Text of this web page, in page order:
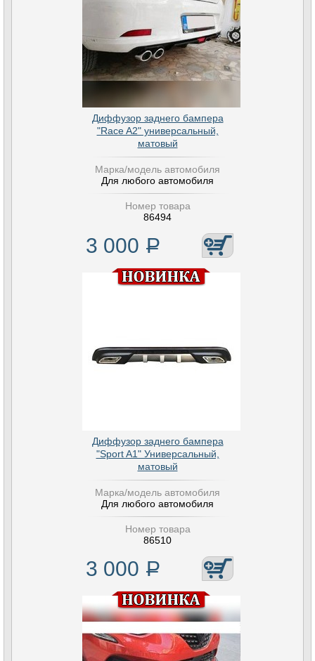
Диффузор заднего бампера
"Race A2" универсальный,
матовый
Марка/модель автомобиля
Для любого автомобиля
Номер товара
86494
3 000 Р
Диффузор заднего бампера
"Sport A1" Универсальный,
матовый
Марка/модель автомобиля
Для любого автомобиля
Номер товара
86510
3 000 Р